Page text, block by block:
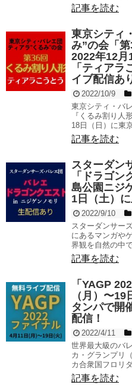
記事を読む
東京シティ
み”の会「第
2022年12月
「ティアラ
イブ配信あ
2022/10/9
東京シティ・バ
『くるみ割り人
18日（日）に東
記事を読む
スターダン
「ドラゴ
島公園ニジ
1日（土）
2022/9/10
スターダンサー
にあるマンガや
界観を自然の中
記事を読む
「YAGP
（月）〜
タンパで開
配信！
2022/4/11
世界最大級のバ
カ・グランプリ
カ合衆国フロリ
記事を読む